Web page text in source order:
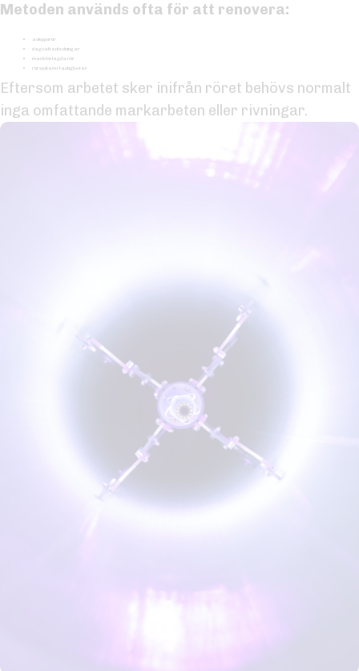
Metoden används ofta för att renovera:
avloppsrör
dagvattenledningar
markförlagda rör
rörsystem i fastigheter
Eftersom arbetet sker inifrån röret behövs normalt
inga omfattande markarbeten eller rivningar.